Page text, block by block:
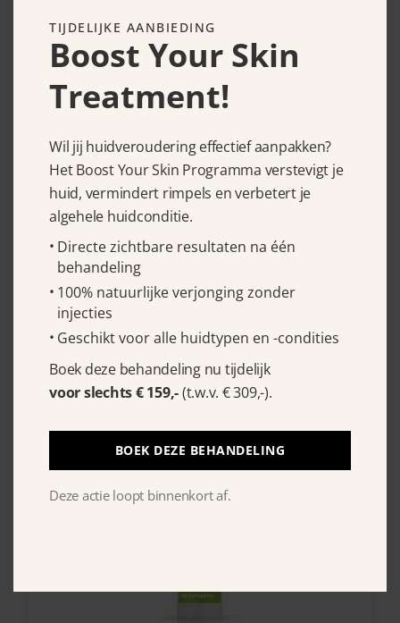
Murad Clarifying Cream Cleanser
148 ml
€ 29.95
Murad Clarifying Cleanser 148 ml
€29.95
TIJDELIJKE AANBIEDING
Boost Your Skin
Treatment!
Wil jij huidveroudering effectief aanpakken?
Het Boost Your Skin Programma verstevigt je
huid, vermindert rimpels en verbetert je
algehele huidconditie.
Directe zichtbare resultaten na één
behandeling
100% natuurlijke verjonging zonder
injecties
Geschikt voor alle huidtypen en -condities
Boek deze behandeling nu tijdelijk
voor slechts € 159,-(t.w.v. € 309,-).
BOEK DEZE BEHANDELING
Deze actie loopt binnenkort af.